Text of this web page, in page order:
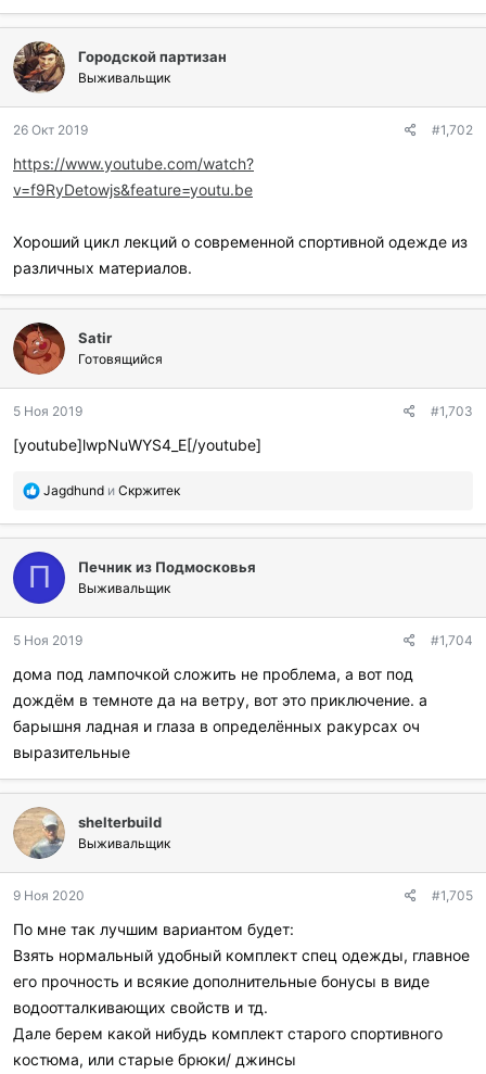
Городской партизан
Выживальщик
26 Окт 2019 #1,702
https://www.youtube.com/watch?
v=f9RyDetowjs&feature=youtu.be
Хороший цикл лекций о современной спортивной одежде из
различных материалов.
Satir
Готовящийся
5 Ноя 2019 #1,703
[youtube]lwpNuWYS4_E[/youtube]
П
б
а
г
о
а
и
л
и
Jagdhund и Скржитек
П Печник из Подмосковья
Выживальщик
5 Ноя 2019 #1,704
дома под лампочкой сложить не проблема, а вот под
дождём в темноте да на ветру, вот это приключение. а
барышня ладная и глаза в определённых ракурсах оч
выразительные
shelterbuild
Выживальщик
9 Ноя 2020 #1,705
По мне так лучшим вариантом будет:
Взять нормальный удобный комплект спец одежды, главное
его прочность и всякие дополнительные бонусы в виде
водоотталкивающих свойств и тд.
Дале берем какой нибудь комплект старого спортивного
костюма, или старые брюки/ джинсы